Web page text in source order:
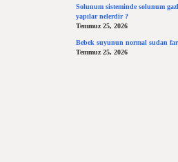
Solunum sisteminde solunum
yapılar nelerdir ?
Temmuz 25, 2026
Bebek suyunun normal sudan
Temmuz 25, 2026